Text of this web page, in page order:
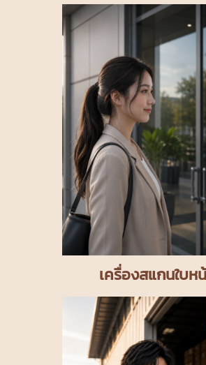
เครื่องสแกนใบห